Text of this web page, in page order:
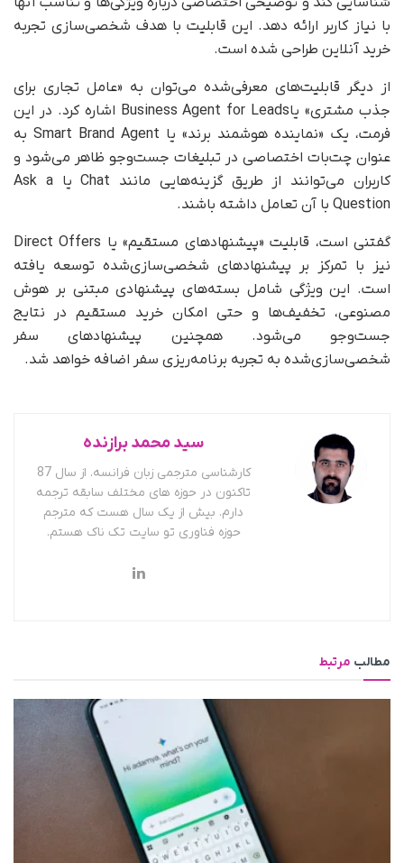
با نیاز کاربر ارائه دهد. این قابلیت با هدف شخصی‌سازی تجربه
خرید آنلاین طراحی شده است.
از دیگر قابلیت‌های معرفی‌شده می‌توان به «عامل تجاری برای
جذب مشتری» یاBusiness Agent for Leads اشاره کرد. در این
فرمت، یک «نماینده هوشمند برند» یا Smart Brand Agent به‌
عنوان چت‌بات اختصاصی در تبلیغات جست‌وجو ظاهر می‌شود و
کاربران می‌توانند از طریق گزینه‌هایی مانند Chat یا Ask a
Question با آن تعامل داشته باشند.
گفتنی است، قابلیت «پیشنهادهای مستقیم» یا Direct Offers
نیز با تمرکز بر پیشنهادهای شخصی‌سازی‌شده توسعه یافته
است. این ویژگی شامل بسته‌های پیشنهادی مبتنی بر هوش
مصنوعی، تخفیف‌ها و حتی امکان خرید مستقیم در نتایج
جست‌وجو می‌شود. همچنین پیشنهادهای سفر
شخصی‌سازی‌شده به تجربه برنامه‌ریزی سفر اضافه خواهد شد.
سید محمد برازنده
کارشناسی مترجمی زبان فرانسه. از سال 87
تاکنون در حوزه های مختلف سابقه ترجمه
دارم. بیش از یک سال هست که مترجم
حوزه فناوری تو سایت تک ناک هستم.
مطالب مرتبط